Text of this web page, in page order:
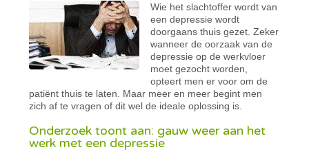
Wie het slachtoffer wordt van
een depressie wordt
doorgaans thuis gezet. Zeker
wanneer de oorzaak van de
depressie op de werkvloer
moet gezocht worden,
opteert men er voor om de
patiënt thuis te laten. Maar meer en meer begint men
zich af te vragen of dit wel de ideale oplossing is.
Onderzoek toont aan: gauw weer aan het
werk met een depressie